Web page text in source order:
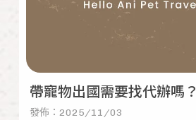
帶寵物出國需要找代辦嗎？
發佈：2025/11/03